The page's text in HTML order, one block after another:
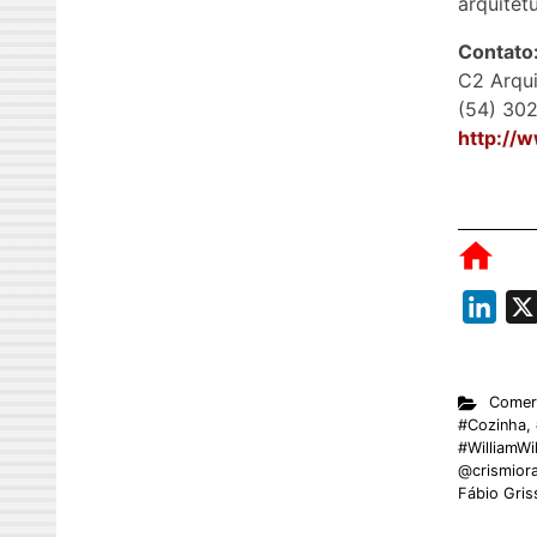
Contato:
C2
(54)
http://
k
e
d
#Cozinha,
Fábio